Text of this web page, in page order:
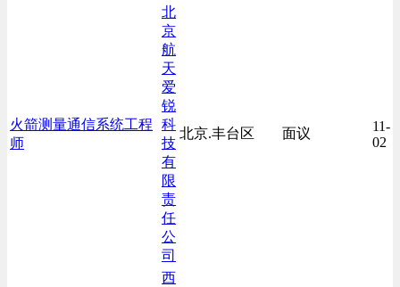
火箭测量通信系统工程
师
北
京
航
天
爱
锐
科
技
有
限
责
任
公
司
北京.丰台区 面议
11-
02
西